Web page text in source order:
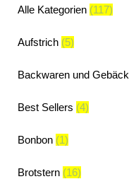
Alle Kategorien (117)
Aufstrich (5)
Backwaren und Gebäck
Best Sellers (4)
Bonbon (1)
Brotstern (16)